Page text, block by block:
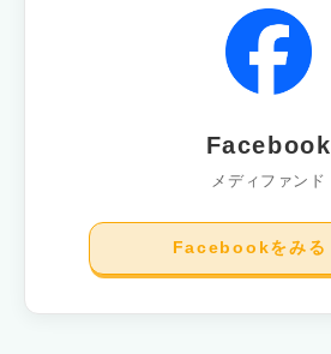
Facebook
メディファンド
Facebookをみる